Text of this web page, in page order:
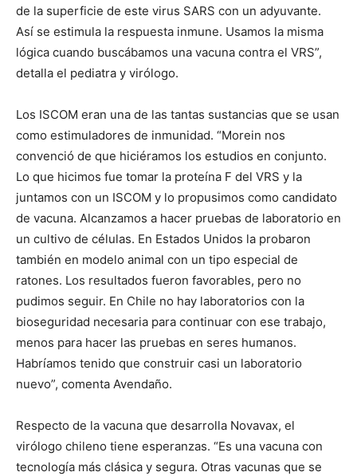
de la superficie de este virus SARS con un adyuvante.
Así se estimula la respuesta inmune. Usamos la misma
lógica cuando buscábamos una vacuna contra el VRS”,
detalla el pediatra y virólogo.
Los ISCOM eran una de las tantas sustancias que se usan
como estimuladores de inmunidad. “Morein nos
convenció de que hiciéramos los estudios en conjunto.
Lo que hicimos fue tomar la proteína F del VRS y la
juntamos con un ISCOM y lo propusimos como candidato
de vacuna. Alcanzamos a hacer pruebas de laboratorio en
un cultivo de células. En Estados Unidos la probaron
también en modelo animal con un tipo especial de
ratones. Los resultados fueron favorables, pero no
pudimos seguir. En Chile no hay laboratorios con la
bioseguridad necesaria para continuar con ese trabajo,
menos para hacer las pruebas en seres humanos.
Habríamos tenido que construir casi un laboratorio
nuevo”, comenta Avendaño.
Respecto de la vacuna que desarrolla Novavax, el
virólogo chileno tiene esperanzas. “Es una vacuna con
tecnología más clásica y segura. Otras vacunas que se